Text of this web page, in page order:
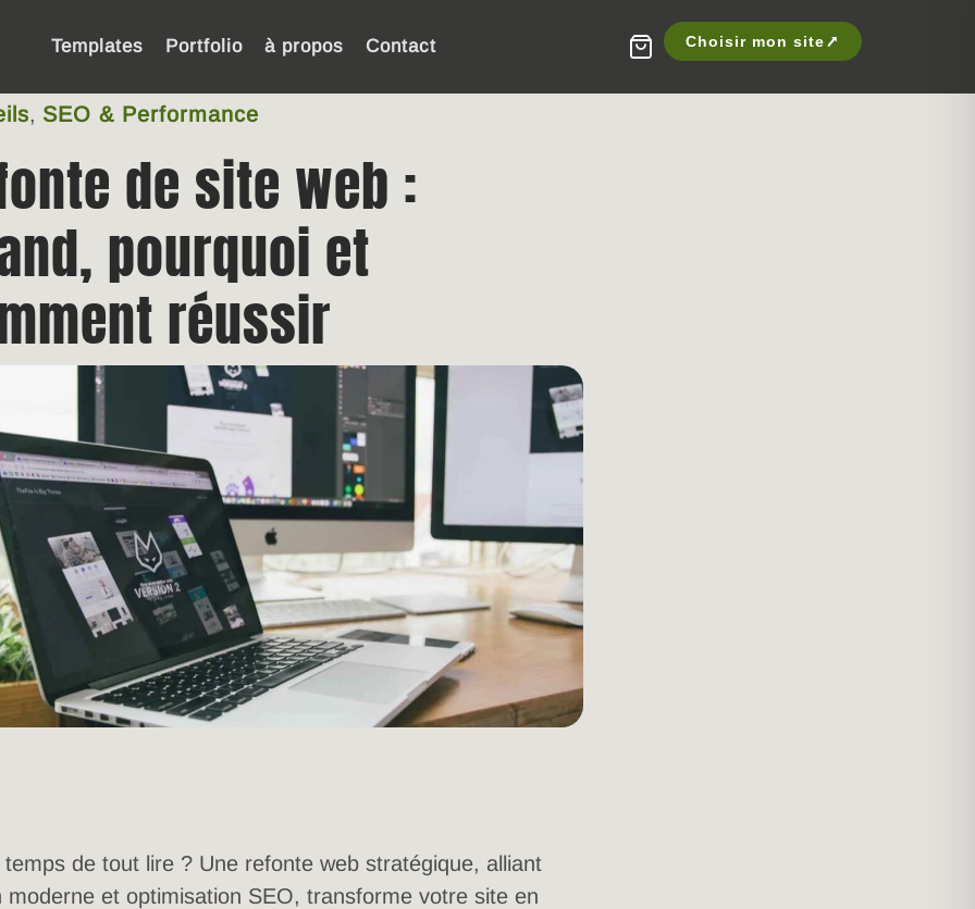
Templates Portfolio à propos Contact Choisir mon site
, SEO & Performance
de site web :
pourquoi et
réussir
temps de tout lire ? Une refonte web stratégique, alliant
moderne et optimisation SEO, transforme votre site en